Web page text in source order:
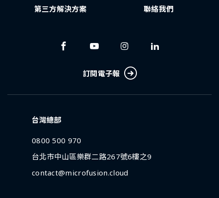
第三方解決方案 聯絡我們
訂閱電子報
台灣總部
0800 500 970
台北市中山區樂群二路267號6樓之9
contact@microfusion.cloud